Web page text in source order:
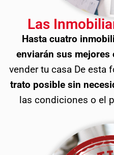
Las
Hasta cuatro
enviarán sus mejores
vender tu casa De esta
trato posible sin
las condiciones o el